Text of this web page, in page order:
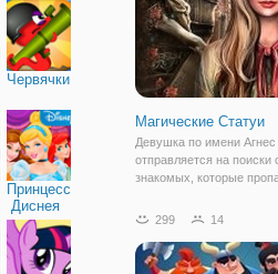
Червячки
Принцессы
Диснея
Магические Статуи
Девушка по имени Агнес
отправляется на поиски
знакомых, которые
дело, девушке предстоит
полный загадок и
Игра "Магические
299 14